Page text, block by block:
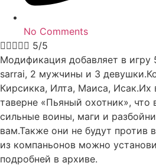
No Comments
 5/5
Модификация добавляет в игру
sarrai, 2 мужчины и 3
Кирсикка, Илта, Маиса, Исак.Их
таверне «Пьяный охотник», что
сильные воины, маги и
вам.Также они не будут против
из компаньонов можно
подробней в архиве.